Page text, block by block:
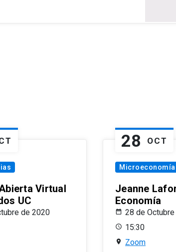
Virtual
UC
de 2020
28 OCT
Jeanne
Economía
28 de
15:30
Zoom